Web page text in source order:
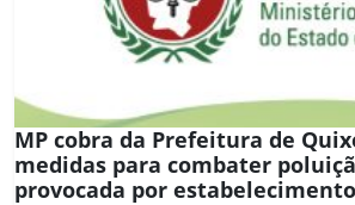
MP cobra da Prefeitura de
medidas para combater
provocada por estabelecimento